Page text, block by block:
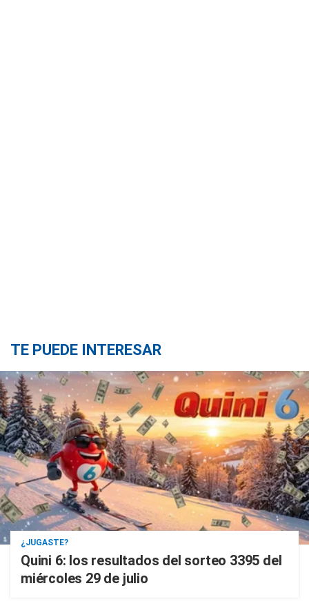
TE PUEDE INTERESAR
¿JUGASTE?
Quini 6: los resultados del sorteo 3395 del
miércoles 29 de julio